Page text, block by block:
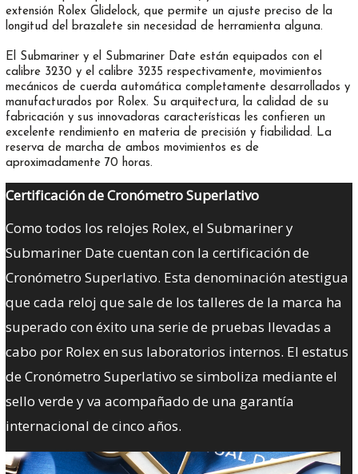
extensión Rolex Glidelock, que permite un ajuste preciso de la
longitud del brazalete sin necesidad de herramienta alguna.
El Submariner y el Submariner Date están equipados con el
calibre 3230 y el calibre 3235 respectivamente, movimientos
mecánicos de cuerda automática completamente desarrollados y
manufacturados por Rolex. Su arquitectura, la calidad de su
fabricación y sus innovadoras características les confieren un
excelente rendimiento en materia de precisión y fiabilidad. La
reserva de marcha de ambos movimientos es de
aproximadamente 70 horas.
Certificación de Cronómetro Superlativo
Como todos los relojes Rolex, el Submariner y
Submariner Date cuentan con la certificación de
Cronómetro Superlativo. Esta denominación atestigua
que cada reloj que sale de los talleres de la marca ha
superado con éxito una serie de pruebas llevadas a
cabo por Rolex en sus laboratorios internos. El estatus
de Cronómetro Superlativo se simboliza mediante el
sello verde y va acompañado de una garantía
internacional de cinco años.